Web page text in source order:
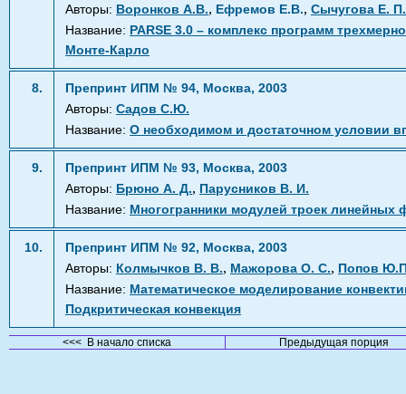
Авторы: Воронков А.В., Ефремов Е.В., Сычугова Е. П.
Название: PARSE 3.0 – комплекс программ
Монте-Карло
8.
Препринт ИПМ № 94, Москва, 2003
Авторы: Садов С.Ю.
Название: О необходимом и достаточном условии
9.
Препринт ИПМ № 93, Москва, 2003
Авторы: Брюно А. Д., Парусников В. И.
Название: Многогранники модулей троек линейных
10.
Препринт ИПМ № 92, Москва, 2003
Авторы: Колмычков В. В., Мажорова О. С., Попов
Название: Математическое моделирование
Подкритическая конвекция
<<< В начало списка Предыдущая порция